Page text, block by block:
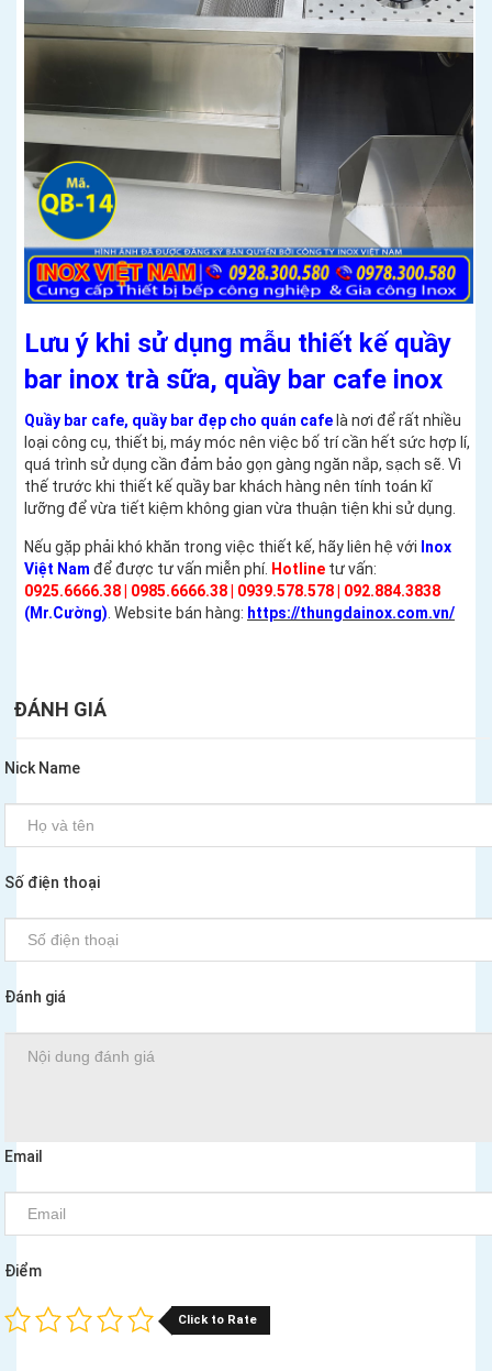
Lưu ý khi sử dụng mẫu thiết kế quầy
bar inox trà sữa, quầy bar cafe inox
Quầy bar cafe, quầy bar đẹp cho quán cafe là nơi để rất nhiều
loại công cụ, thiết bị, máy móc nên việc bố trí cần hết sức hợp lí,
quá trình sử dụng cần đảm bảo gọn gàng ngăn nắp, sạch sẽ. Vì
thế trước khi thiết kế quầy bar khách hàng nên tính toán kĩ
lưỡng để vừa tiết kiệm không gian vừa thuận tiện khi sử dụng.
Nếu gặp phải khó khăn trong việc thiết kế, hãy liên hệ với Inox
Việt Nam để được tư vấn miễn phí. Hotline tư vấn:
0925.6666.38 | 0985.6666.38 | 0939.578.578 | 092.884.3838
(Mr.Cường) . Website bán hàng: https://thungdainox.com.vn/
ĐÁNH GIÁ
Nick Name
Số điện thoại
Đánh giá
Email
Điểm
Click to Rate